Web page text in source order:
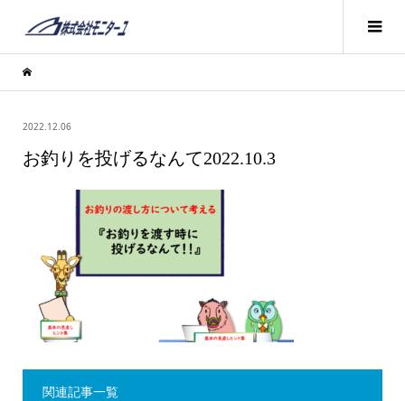
2022.12.06
お釣りを投げるなんて2022.10.3
関連記事一覧